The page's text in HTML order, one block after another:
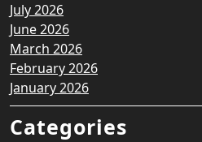
July 2026
June 2026
March 2026
February 2026
January 2026
Categories